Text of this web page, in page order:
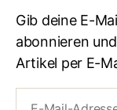
Gib deine E-
abonnieren
Artikel per E-